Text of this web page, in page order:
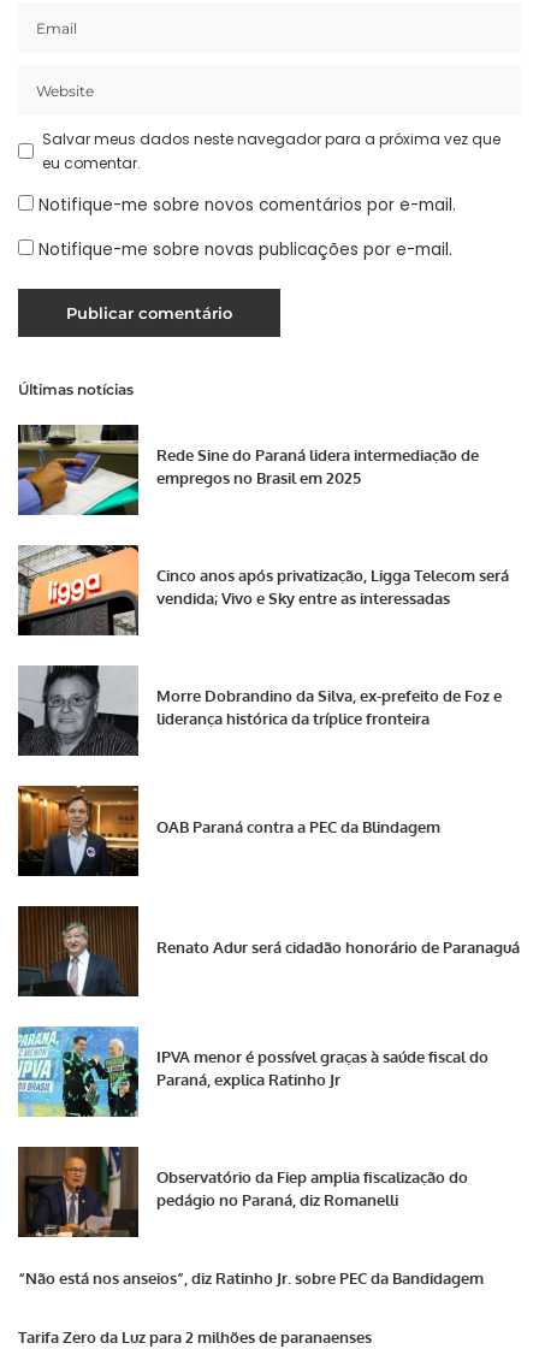
Salvar meus dados neste navegador para a próxima vez que
eu comentar.
Notifique-me sobre novos comentários por e-mail.
Notifique-me sobre novas publicações por e-mail.
Últimas notícias
Rede Sine do Paraná lidera intermediação de
empregos no Brasil em 2025
Cinco anos após privatização, Ligga Telecom será
vendida; Vivo e Sky entre as interessadas
Morre Dobrandino da Silva, ex-prefeito de Foz e
liderança histórica da tríplice fronteira
OAB Paraná contra a PEC da Blindagem
Renato Adur será cidadão honorário de Paranaguá
IPVA menor é possível graças à saúde fiscal do
Paraná, explica Ratinho Jr
Observatório da Fiep amplia fiscalização do
pedágio no Paraná, diz Romanelli
“Não está nos anseios”, diz Ratinho Jr. sobre PEC da Bandidagem
Tarifa Zero da Luz para 2 milhões de paranaenses